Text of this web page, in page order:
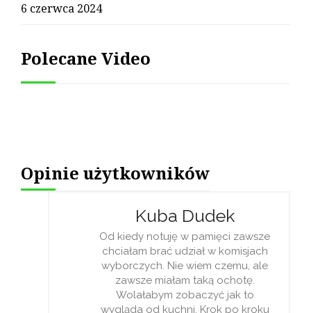
6 czerwca 2024
Polecane Video
Opinie użytkowników
Kuba Dudek
Od kiedy notuję w pamięci zawsze
chciałam brać udział w komisjach
wyborczych. Nie wiem czemu, ale
zawsze miałam taką ochotę.
Wolałabym zobaczyć jak to
wygląda od kuchni. Krok po kroku